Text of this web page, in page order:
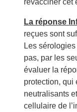
revacciner cet
La réponse
reçues sont
Les
pas, par les
évaluer la
protection, qui
neutralisants
cellulaire de